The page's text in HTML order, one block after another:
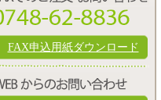
FAX申込用紙ダウンロード